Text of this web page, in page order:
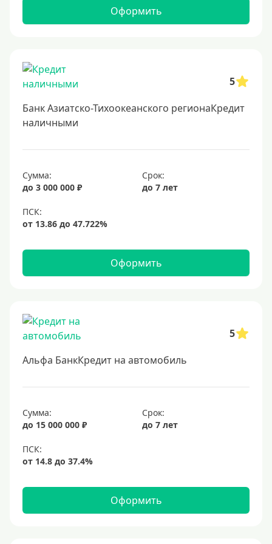
Самые выгодные
Заявка во все банки
Способы выдачи
Не выходя из дома
Онлайн на карту
Валюта
Военнослужащим
Для бюджетников и госслужащих
Для зарплатных клиентов
Без прописки
Без стажа работы
Пенсионерам
До 75 лет
Оформить
5
Банк Азиатско-Тихоокеанского регионаКредит
наличными
Сумма:
до 3 000 000 ₽
Срок:
до 7 лет
Оформить
5
Альфа БанкКредит на автомобиль
Сумма:
до 15 000 000 ₽
Срок:
до 7 лет
Оформить